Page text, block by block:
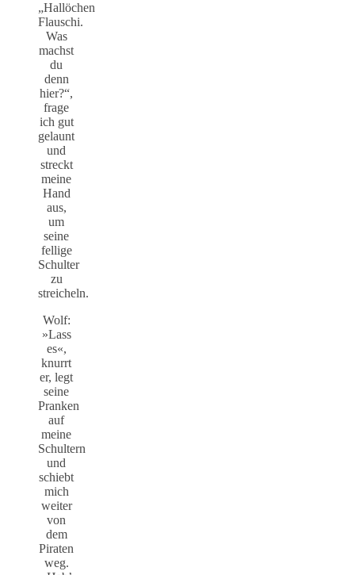
„Hallöchen
Flauschi.
Was
machst
du
denn
hier?“,
frage
ich gut
gelaunt
und
streckt
meine
Hand
aus,
um
seine
fellige
Schulter
zu
streicheln.
Wolf:
»Lass
es«,
knurrt
er, legt
seine
Pranken
auf
meine
Schultern
und
schiebt
mich
weiter
von
dem
Piraten
weg.